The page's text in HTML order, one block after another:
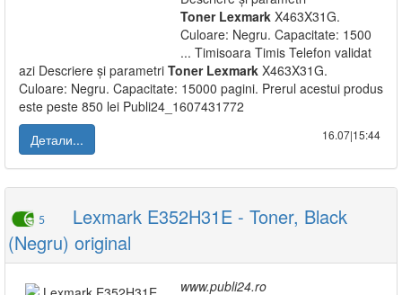
Toner Lexmark X463X31G.
Culoare: Negru. Capacitate: 1500
... Timisoara Timis Telefon validat
azi Descriere și parametri Toner Lexmark X463X31G.
Culoare: Negru. Capacitate: 15000 pagini. Prerul acestui produs
este peste 850 lei Publi24_1607431772
Детали...
16.07|15:44
5
Lexmark E352H31E - Toner, Black
(Negru) original
www.publi24.ro